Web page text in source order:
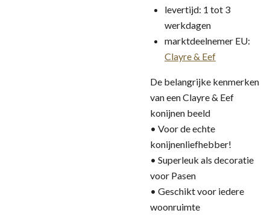
levertijd: 1 tot 3
werkdagen
marktdeelnemer EU:
Clayre & Eef
De belangrijke kenmerken
van een Clayre & Eef
konijnen beeld
• Voor de echte
konijnenliefhebber!
• Superleuk als decoratie
voor Pasen
• Geschikt voor iedere
woonruimte